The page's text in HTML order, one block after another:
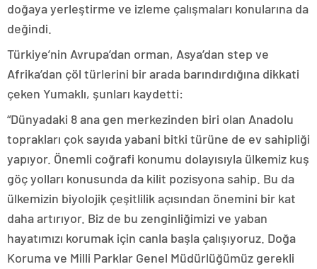
doğaya yerleştirme ve izleme çalışmaları konularına da
değindi.
Türkiye’nin Avrupa’dan orman, Asya’dan step ve
Afrika’dan çöl türlerini bir arada barındırdığına dikkati
çeken Yumaklı, şunları kaydetti:
“Dünyadaki 8 ana gen merkezinden biri olan Anadolu
toprakları çok sayıda yabani bitki türüne de ev sahipliği
yapıyor. Önemli coğrafi konumu dolayısıyla ülkemiz kuş
göç yolları konusunda da kilit pozisyona sahip. Bu da
ülkemizin biyolojik çeşitlilik açısından önemini bir kat
daha artırıyor. Biz de bu zenginliğimizi ve yaban
hayatımızı korumak için canla başla çalışıyoruz. Doğa
Koruma ve Milli Parklar Genel Müdürlüğümüz gerekli